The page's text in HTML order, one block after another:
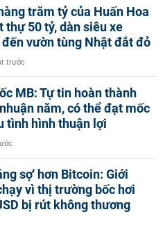
trăm tỷ của Huấn Hoa
thự 50 tỷ, dàn siêu xe
đến vườn tùng Nhật đắt đỏ
trước
MB: Tự tin hoàn thành
năm, có thể đạt mốc
tình hình thuận lợi
sợ' hơn Bitcoin: Giới
vì thị trường bốc hơi
bị rút không thương